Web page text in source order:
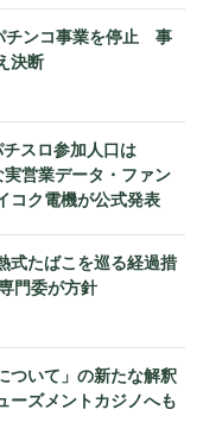
チンコ事業を停止 事
決断
スロ参加人口は
実営業データ・ファン
コク電機が公式発表
式たばこを巡る経過措
門委が方針
ついて」の新たな解釈
ーズメントカジノへも